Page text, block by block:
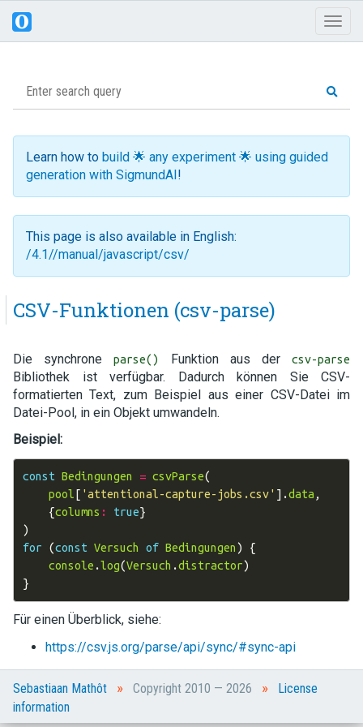
Learn how to build 🌟 any experiment 🌟 using guided
generation with SigmundAI!
This page is also available in English:
/4.1//manual/javascript/csv/
CSV-Funktionen (csv-parse)
Die synchroneparse() Funktion aus dercsv-parse
Bibliothek ist verfügbar. Dadurch können Sie CSV-
formatierten Text, zum Beispiel aus einer CSV-Datei im
Datei-Pool, in ein Objekt umwandeln.
Beispiel:
const Bedingungen = csvParse(
pool [ 'attentional-capture-jobs.csv' ].data ,
{columns : true}
)
for
(const Versuch of Bedingungen)
{
console .log(Versuch .distractor)
}
Für einen Überblick, siehe:
https://csv.js.org/parse/api/sync/#sync-api
Sebastiaan Mathôt » Copyright 2010 — 2026 »
License
information